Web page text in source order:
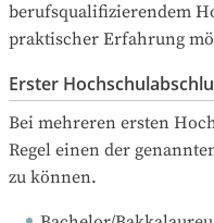
berufsqualifizierendem
praktischer Erfahrung
Erster
Bei mehreren ersten
Regel einen der
zu können.